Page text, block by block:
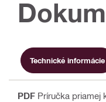
Technické informácie
PDF Príručka priamej